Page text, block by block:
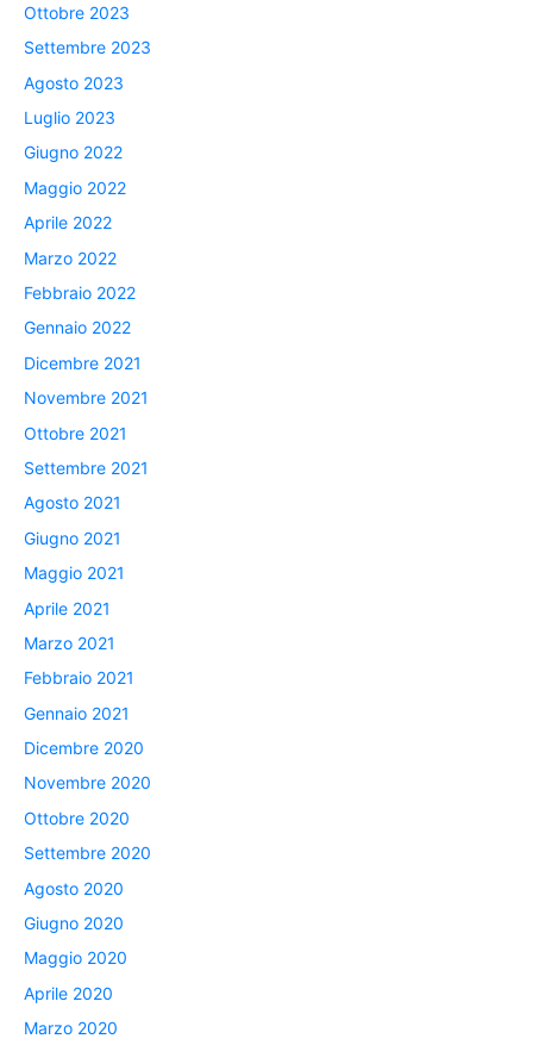
Ottobre 2023
Settembre 2023
Agosto 2023
Luglio 2023
Giugno 2022
Maggio 2022
Aprile 2022
Marzo 2022
Febbraio 2022
Gennaio 2022
Dicembre 2021
Novembre 2021
Ottobre 2021
Settembre 2021
Agosto 2021
Giugno 2021
Maggio 2021
Aprile 2021
Marzo 2021
Febbraio 2021
Gennaio 2021
Dicembre 2020
Novembre 2020
Ottobre 2020
Settembre 2020
Agosto 2020
Giugno 2020
Maggio 2020
Aprile 2020
Marzo 2020